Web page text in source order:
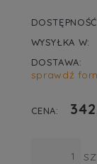
WYSYŁKA W:
DOSTAWA:
sprawdź
CENA: